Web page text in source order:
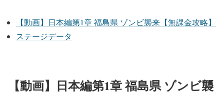
【動画】日本編第1章 福島県 ゾンビ襲来【無課金攻略】
ステージデータ
【動画】日本編第1章 福島県 ゾンビ襲